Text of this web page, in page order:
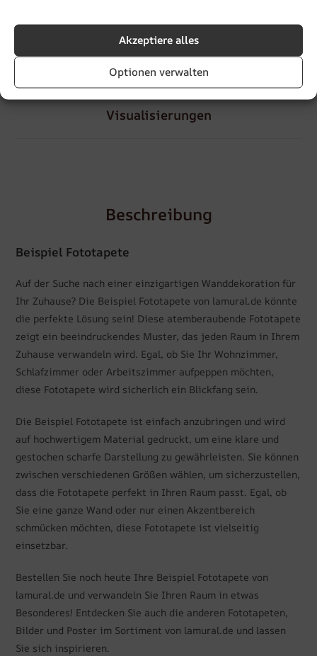
Akzeptiere alles
Optionen verwalten
Artikelnummer:
Visualisierungen
Beschreibung
Beispiel Fototapete
Auf der Suche nach einer einzigartigen Wanddekoration für
Ihr Zuhause? Die Beispiel Fototapete von lamural.de könnte
die perfekte Lösung sein! Diese atemberaubende Fototapete
zeigt ein beeindruckendes Muster, das jeden Raum in Ihrem
Zuhause verwandeln wird. Egal, ob Sie Ihr Wohnzimmer,
Schlafzimmer oder Arbeitszimmer aufpeppen möchten,
diese Fototapete wird sicherlich ein Blickfang sein.
Die Beispiel Fototapete ist einfach anzubringen und wird
auf hochwertigem Material gedruckt, um eine klare und
gestochen scharfe Darstellung zu gewährleisten. Sie können
zwischen verschiedenen Größen wählen, um sicherzustellen,
dass die Fototapete perfekt in Ihren Raum passt. Egal, ob
Sie eine ganze Wand oder nur einen Akzentbereich
schmücken möchten, diese Fototapete ist vielseitig
einsetzbar.
Bestellen Sie noch heute Ihre Beispiel Fototapete von
lamural.de und verwandeln Sie Ihren Raum in etwas
Besonderes! Entdecken Sie auch die anderen Fototapeten,
Bilder und Poster im Sortiment von lamural.de und lassen
Sie sich inspirieren.